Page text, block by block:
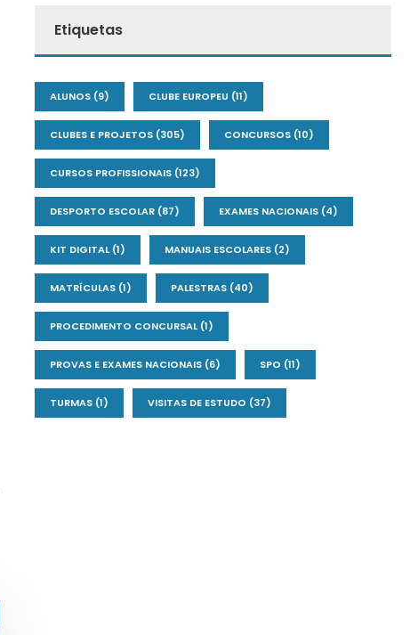
Etiquetas
ALUNOS(9) CLUBE EUROPEU (11)
CLUBES E PROJETOS(305) CONCURSOS(10)
CURSOS PROFISSIONAIS(123)
DESPORTO ESCOLAR(87) EXAMES NACIONAIS(4)
KIT DIGITAL(1) MANUAIS ESCOLARES(2)
MATRÍCULAS(1) PALESTRAS(40)
PROCEDIMENTO CONCURSAL(1)
PROVAS E EXAMES NACIONAIS(6) SPO (11)
TURMAS(1) VISITAS DE ESTUDO (37)